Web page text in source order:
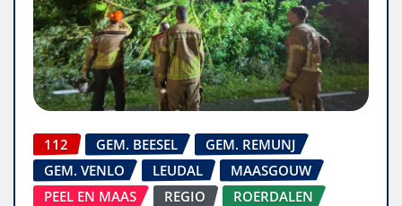
112 GEM. BEESEL
GEM. REMUNJ
GEM. VENLO
LEUDAL
MAASGOUW
PEEL EN MAAS
REGIO ROERDALEN